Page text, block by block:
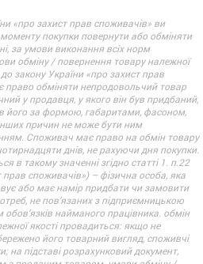
«про захист прав споживачів» ви
покупки повернути або обміняти
за умови виконання всіх норм
обміну / повернення товару належної
до закону України «про захист прав
право обміняти непродовольчий товар
у продавця, у якого він був придбаний,
його за формою, габаритами, фасоном,
причин не може бути ним
Споживач має право на обмін товару
днів, не рахуючи дня покупки.
в такому значенні згідно статті 1. п.22
прав споживачів») – фізична особа, яка
або має намір придбати чи замовити
не пов’язаних з підприємницькою
найманого працівника. обмін
якості провадиться: якщо не
його товарний вигляд, споживчі
на підставі розрахунковий документ,